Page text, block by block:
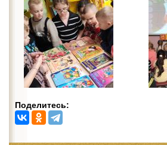
Поделитесь: